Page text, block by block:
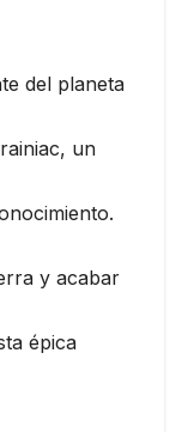
del planeta
un
y acabar
épica